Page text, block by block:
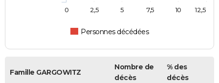
Personnes décédées
0 10
2,5 5 7,5 12,5
Famille GARGOWITZ
Nombre de
décès
% des
décès